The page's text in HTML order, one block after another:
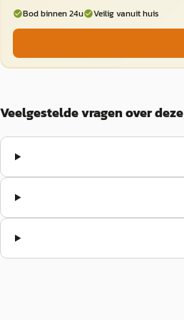
Bod binnen 24u Veilig vanuit huis
Veelgestelde vragen over